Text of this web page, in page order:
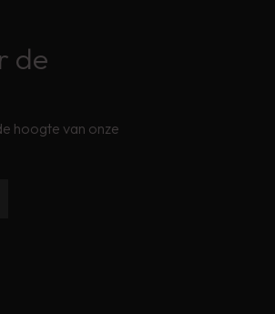
de
hoogte van onze